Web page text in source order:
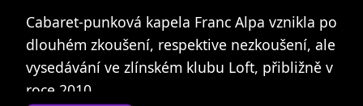
Cabaret-punková kapela Franc Alpa vznikla po
dlouhém zkoušení, respektive nezkoušení, ale
vysedávání ve zlínském klubu Loft, přibližně v
roce 2010.